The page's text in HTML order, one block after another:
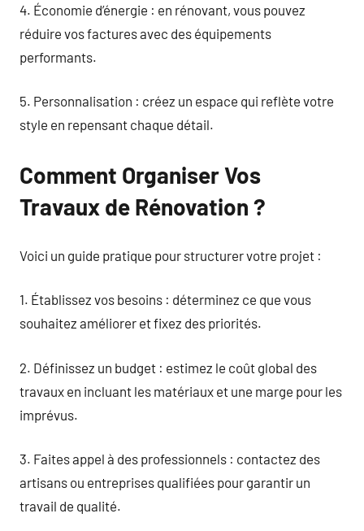
4. Économie d’énergie : en rénovant, vous pouvez
réduire vos factures avec des équipements
performants.
5. Personnalisation : créez un espace qui reflète votre
style en repensant chaque détail.
Comment Organiser Vos
Travaux de Rénovation ?
Voici un guide pratique pour structurer votre projet :
1. Établissez vos besoins : déterminez ce que vous
souhaitez améliorer et fixez des priorités.
2. Définissez un budget : estimez le coût global des
travaux en incluant les matériaux et une marge pour les
imprévus.
3. Faites appel à des professionnels : contactez des
artisans ou entreprises qualifiées pour garantir un
travail de qualité.